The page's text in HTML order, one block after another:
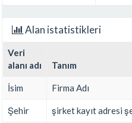
Alan istatistikleri
Veri
alanı adı
Tanım
İsim Firma Adı
Şehir şirket kayıt adresi